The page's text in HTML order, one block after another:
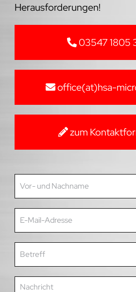
Herausforderungen!
03547 1805
office(at)hsa-
zum